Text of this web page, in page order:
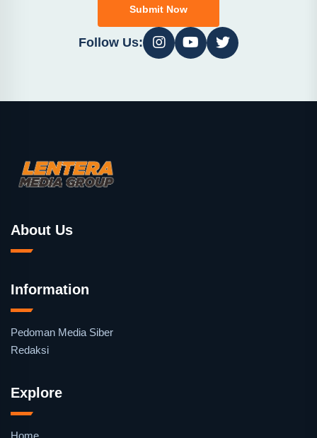
Submit Now
Follow Us:
About Us
Information
Pedoman Media Siber
Redaksi
Explore
Home